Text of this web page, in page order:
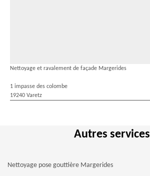
Nettoyage et ravalement de façade Margerides
1 impasse des colombe
19240 Varetz
Autres services
Nettoyage pose gouttière Margerides